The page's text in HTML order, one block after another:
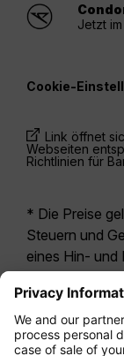
Jetzt
Cookie-
Link öffnet
Webseiten
Richtlinien für
* Die Preise
Steuern und
eines Hin- und
Economy
sich i.d.R. um